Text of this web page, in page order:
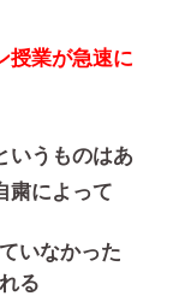
授業が急速に
いうものはあ
粛によって
いなかった
る